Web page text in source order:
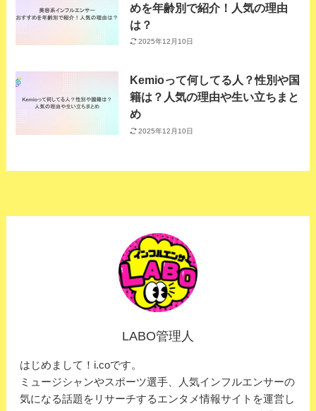
めを年齢別で紹介！人気の理由
は？
2025年12月10日
Kemioって何してる人？性別や国
籍は？人気の理由や生い立ちまと
め
2025年12月10日
LABO管理人
はじめまして！i.coです。
ミュージシャンやスポーツ選手、人気インフルエンサーの
気になる話題をリサーチするエンタメ情報サイトを運営し